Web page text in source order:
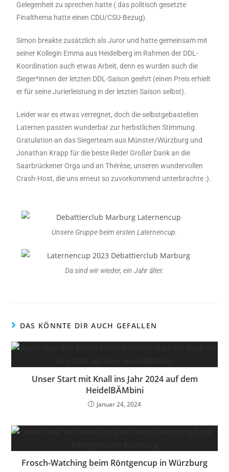
Gelegenheit zu sprechen hatte ( das politisch gesetzte
Finalthema hatte einen CDU/CSU-Bezug).
Simon breakte zusätzlich als Juror und hatte gemeinsam mit
seiner Kollegin Emma aus Heidelberg im Rahmen der DDL-
Koordination auch etwas Arbeit, denn es wurden auch die
Sieger*innen der letzten DDL-Saison geehrt (einen Preis erhielt
er für seine Jurierleistung in der letzten Saison selbst).
Leider war es etwas verregnet, doch die selbstgebastelten
Laternen passten wunderbar zur herbstlichen Stimmung.
Gratulation an das Siegerteam aus Münster/Würzburg und
Jonathan Krapp für die beste Rede! Großer Dank an die
Saarbrückener Orga und an Thérèse, unseren wundervollen
Crash-Host, die uns erneut so zuvorkommend unterbrachte :).
Unsere Gruppe beim ersten Laternencup.
Da sind wir wieder, ein Jahr älter.
DAS KÖNNTE DIR AUCH GEFALLEN
Unser Start mit Knall ins Jahr 2024 auf dem
HeidelBÄMbini
Januar 24, 2024
Frosch-Watching beim Röntgencup in Würzburg